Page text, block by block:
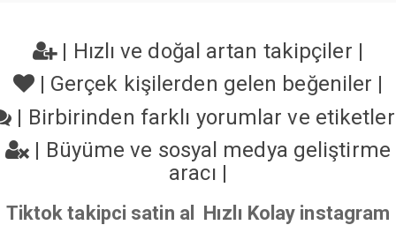
| Hızlı ve doğal artan takipçiler |
| Gerçek kişilerden gelen beğeniler |
| Birbirinden farklı yorumlar ve
| Büyüme ve sosyal medya geliştirme
aracı |
Tiktok takipci satin al Hızlı Kolay instagram